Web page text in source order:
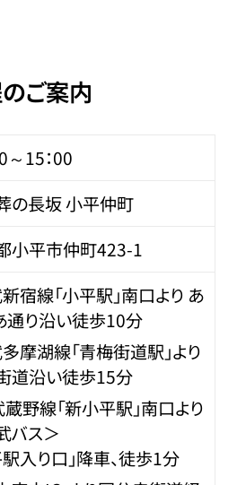
ご案内
～15：00
の長坂 小平仲町
小平市仲町423-1
新宿線「小平駅」南口より あ
通り沿い徒歩10分
多摩湖線「青梅街道駅」より
道沿い徒歩15分
蔵野線「新小平駅」南口より
バス＞
駅入り口」降車、徒歩1分